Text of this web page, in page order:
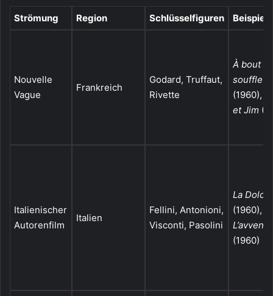
Strömung Region Schlüsselfiguren
Nouvelle
Vague
Frankreich
Godard, Truffaut,
Rivette
À bout
souffle
(1960),
et Jim
Italienischer
Autorenfilm
Italien
Fellini, Antonioni,
Visconti, Pasolini
La Dolce
(1960),
(1960)